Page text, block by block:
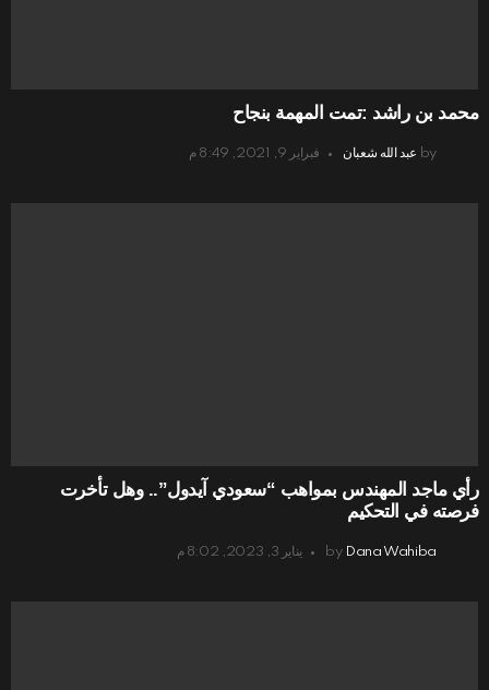
محمد بن راشد :تمت المهمة بنجاح
by عبد الله شعبان فبراير 9, 2021, 8:49 م
رأي ماجد المهندس بمواهب “سعودي آيدول”.. وهل تأخرت
فرصته في التحكيم
by Dana Wahiba يناير 3, 2023, 8:02 م